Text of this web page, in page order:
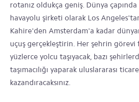
rotanız oldukça geniş. Dünya
havayolu şirketi olarak Los
Kahire'den Amsterdam'a kadar
uçuş gerçekleştirin. Her şehrin görevi
yüzlerce yolcu taşıyacak, bazı
taşımacılığı yaparak uluslararası
kazandıracaksınız.